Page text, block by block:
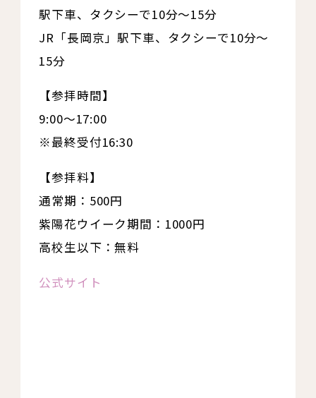
駅下車、タクシーで10分～15分
JR「長岡京」駅下車、タクシーで10分～
15分
【参拝時間】
9:00～17:00
※最終受付16:30
【参拝料】
通常期：500円
紫陽花ウイーク期間：1000円
高校生以下：無料
公式サイト